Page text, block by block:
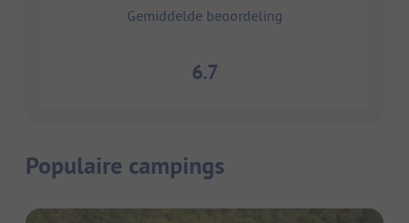
Gemiddelde beoordeling
6.7
Populaire campings